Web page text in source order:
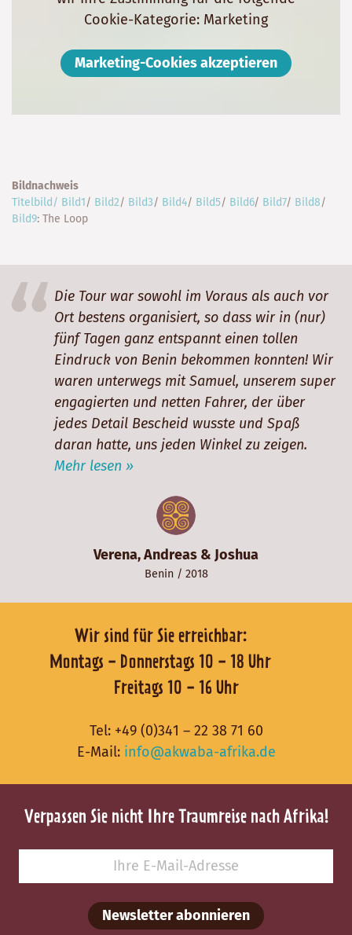
Cookie-Kategorie: Marketing
Marketing-Cookies akzeptieren
Bildnachweis
Titelbild/ Bild1/ Bild2/ Bild3/ Bild4/ Bild5/ Bild6/ Bild7/ Bild8/
Bild9: The Loop
Verena, Andreas & Joshua
Benin/ 2018
Die Tour war sowohl im Voraus als auch vor
Ort bestens organisiert, so dass wir in (nur)
fünf Tagen ganz entspannt einen tollen
Eindruck von Benin bekommen konnten! Wir
waren unterwegs mit Samuel, unserem super
engagierten und netten Fahrer, der über
jedes Detail Bescheid wusste und Spaß
daran hatte, uns jeden Winkel zu zeigen.
Mehr lesen »
Wir sind für Sie erreichbar:
Montags - Donnerstags 10 - 18 Uhr
Freitags 10 - 16 Uhr
Tel: +49 (0)341 – 22 38 71 60
E-Mail: info@akwaba-afrika.de
Verpassen Sie nicht Ihre Traumreise nach Afrika!
Newsletter abonnieren